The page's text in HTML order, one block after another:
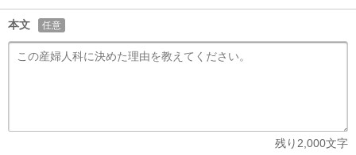
本文 任意
残り 2,000文字